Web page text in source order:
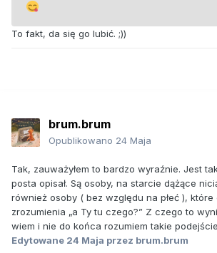
To fakt, da się go lubić. ;))
brum.brum
Opublikowano 24 Maja
Tak, zauważyłem to bardzo wyraźnie. Jest
posta opisał. Są osoby, na starcie dążące
również osoby ( bez względu na płeć ),
zrozumienia „a Ty tu czego?” Z czego to
wiem i nie do końca rozumiem takie
Edytowane 24 Maja przez brum.brum